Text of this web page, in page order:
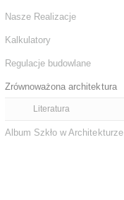
Nasze Realizacje
Kalkulatory
Regulacje budowlane
Zrównoważona architektura
Literatura
Album Szkło w Architekturze